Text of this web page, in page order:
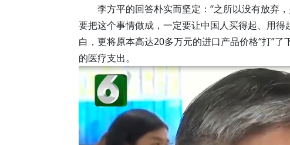
李方平的回答朴实而坚定：“之所以没有放弃
要把这个事情做成，一定要让中国人买得起、用
白，更将原本高达20多万元的进口产品价格“打”
的医疗支出。